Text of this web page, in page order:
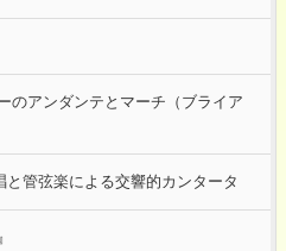
のアンダンテとマーチ（ブライア
と管弦楽による交響的カンタータ